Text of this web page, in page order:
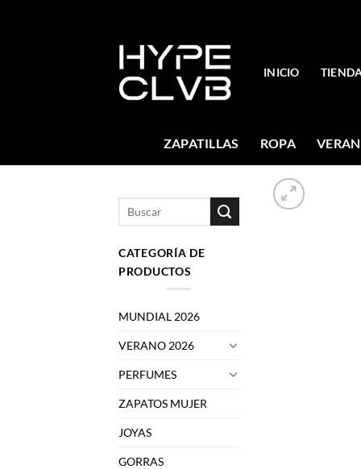
INICIO
ZAPATILLAS ROPA
CATEGORÍA DE
PRODUCTOS
MUNDIAL 2026
VERANO 2026
PERFUMES
ZAPATOS MUJER
JOYAS
GORRAS